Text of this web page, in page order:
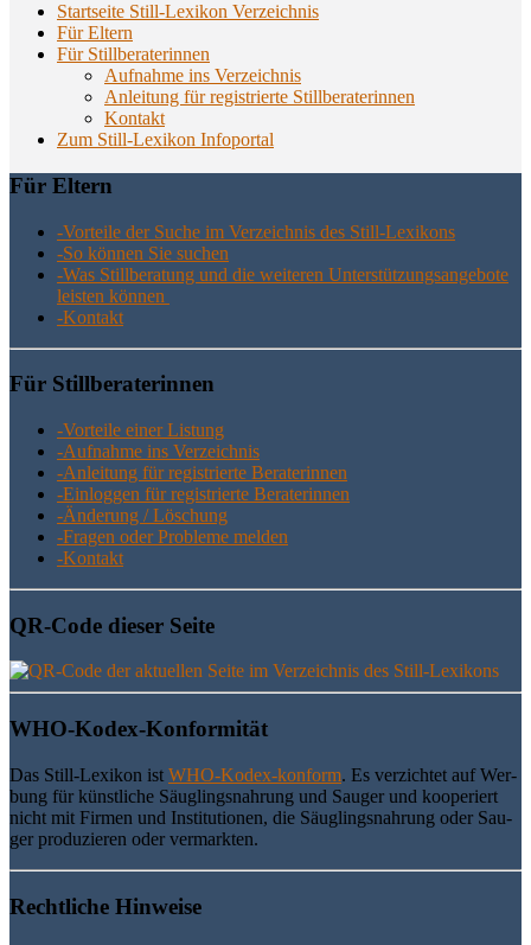
Startseite Still-Lexikon Verzeichnis
Für Eltern
Für Stillberaterinnen
Aufnahme ins Verzeichnis
Anlei­tung für regis­trier­te Stillberaterinnen
Kon­takt
Zum Still-Lexikon Infoportal
Für Eltern
-Vor­tei­le der Suche im Ver­zeich­nis des Still-Lexikons
-So kön­nen Sie suchen
-Was Still­be­ra­tung und die wei­te­ren Unter­stüt­zungs­an­ge­bo­te
leis­ten können
-Kon­takt
Für Still­be­ra­te­rin­nen
-Vor­tei­le einer Listung
-Auf­nah­me ins Verzeichnis
-Anlei­tung für regis­trier­te Beraterinnen
-Ein­log­gen für regis­trier­te Beraterinnen
-Ände­rung / Löschung
-Fra­gen oder Pro­ble­me melden
-Kon­takt
QR-Code die­ser Seite
WHO-Kodex-Kon­for­mi­tät
Das Still-Lexi­kon ist WHO-Kodex-kon­form. Es ver­zich­tet auf Wer­
bung für künst­li­che Säug­lings­nah­rung und Sau­ger und koope­riert
nicht mit Fir­men und Insti­tu­tio­nen, die Säug­lings­nah­rung oder Sau­
ger pro­du­zie­ren oder vermarkten.
Recht­li­che Hinweise